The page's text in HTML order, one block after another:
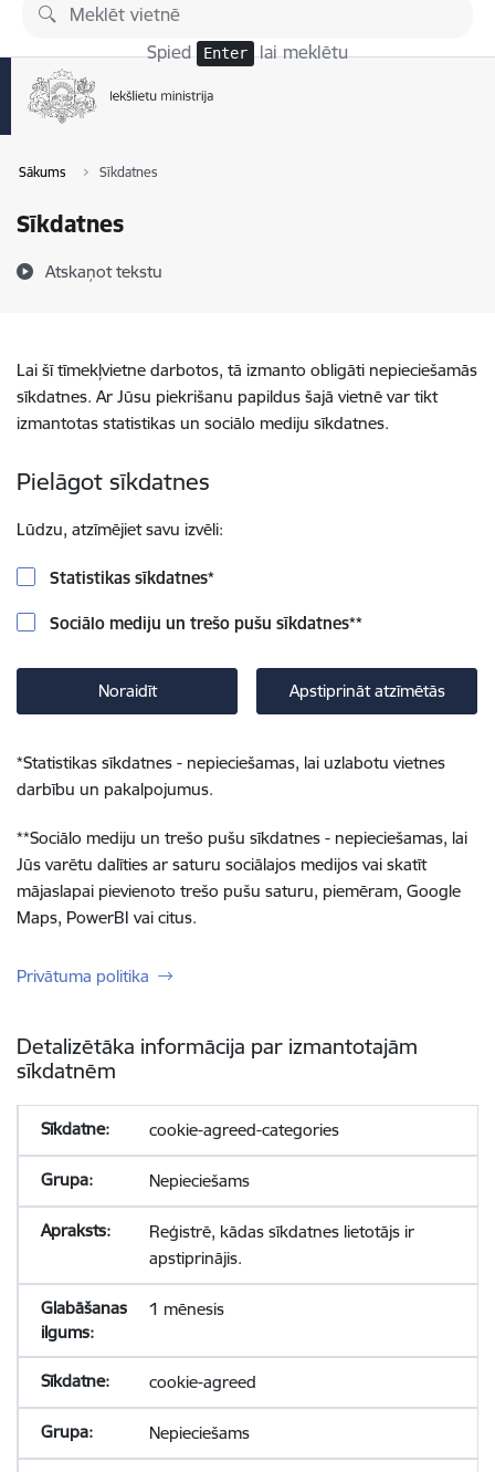
Pāriet uz lapas saturu
Spied Enter lai meklētu
Sākums Sīkdatnes
Sīkdatnes
Atskaņot tekstu
Lai šī tīmekļvietne darbotos, tā izmanto obligāti nepieciešamās
sīkdatnes. Ar Jūsu piekrišanu papildus šajā vietnē var tikt
izmantotas statistikas un sociālo mediju sīkdatnes.
Pielāgot sīkdatnes
Lūdzu, atzīmējiet savu izvēli:
Statistikas sīkdatnes*
Sociālo mediju un trešo pušu sīkdatnes**
Noraidīt Apstiprināt atzīmētās
*Statistikas sīkdatnes - nepieciešamas, lai uzlabotu vietnes
darbību un pakalpojumus.
**Sociālo mediju un trešo pušu sīkdatnes - nepieciešamas, lai
Jūs varētu dalīties ar saturu sociālajos medijos vai skatīt
mājaslapai pievienoto trešo pušu saturu, piemēram, Google
Maps, PowerBI vai citus.
Privātuma politika
Detalizētāka informācija par izmantotajām
sīkdatnēm
cookie-agreed-categories
Nepieciešams
Reģistrē, kādas sīkdatnes lietotājs ir
apstiprinājis.
1 mēnesis
cookie-agreed
Nepieciešams